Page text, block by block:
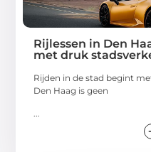
Rijlessen in Den
met druk
Rijden in de stad begint
Den Haag is geen
...